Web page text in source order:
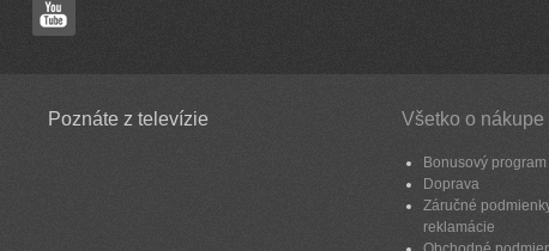
Poznáte z televízie Všetko o nákupe
Bonusový program
Doprava
Záručné
reklamácie